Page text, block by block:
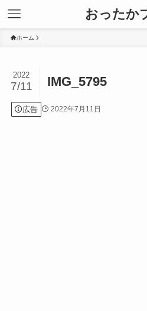
おったか
ホーム
IMG_5795
2022
7/11
広告 2022年7月11日